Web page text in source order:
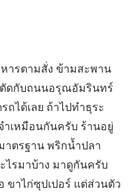
ารตามสั่ง ข้ามสะพาน
ตัดกับถนนอรุณอัมรินทร์
ได้เลย ถ้าไปทำธุระ
ำเหมือนกันครับ ร้านอยู่
ตรฐาน พริกน้ำปลา
ไรมาบ้าง มาดูกันครับ
ขาไก่ซุปเปอร์ แต่ส่วนตัว